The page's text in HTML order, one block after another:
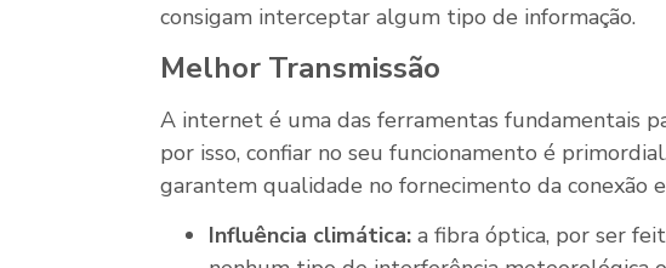
consigam interceptar algum tipo de informação.
Melhor Transmissão
A internet é uma das ferramentas fundamentais
por isso, confiar no seu funcionamento é
garantem qualidade no fornecimento da conexão
Influência climática: a fibra óptica, por ser